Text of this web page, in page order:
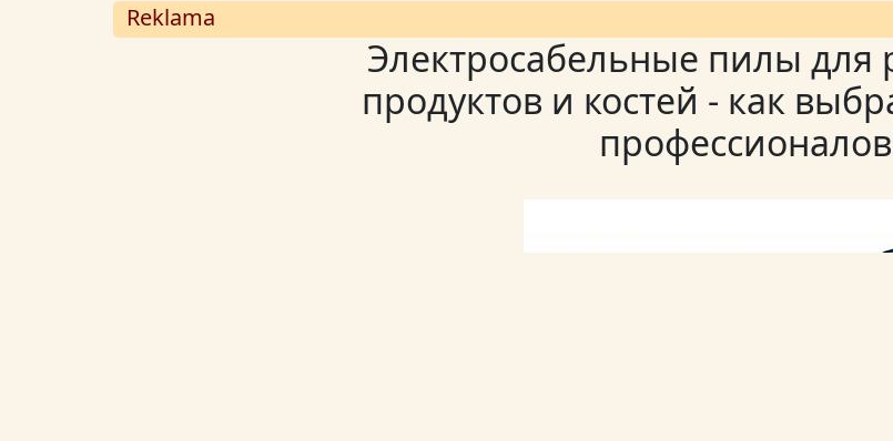
Reklama
Электросабельные пилы для
продуктов и костей - как
профессионалов